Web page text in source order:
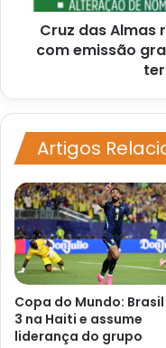
emissão
gratuita
(14)
Cruz das Almas
com emissão
Artigos
Copa do Mundo:
3 na Haiti e assume
liderança do grupo